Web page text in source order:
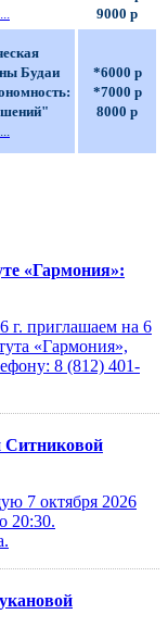
9000 р
Будаи
*6000 р
*7000 р
8000 р
«Гармония»:
г. приглашаем на 6
«Гармония»,
8 (812) 401-
Ситниковой
7 октября 2026
20:30.